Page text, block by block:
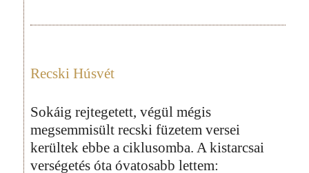
Recski Húsvét
Sokáig rejtegetett, végül mégis
megsemmisült recski füzetem versei
kerültek ebbe a ciklusomba. A kistarcsai
verségetés óta óvatosabb lettem: